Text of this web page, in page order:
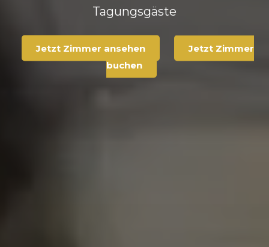
Tagungsgäste
Jetzt Zimmer ansehen
Jetzt Zimmer
buchen